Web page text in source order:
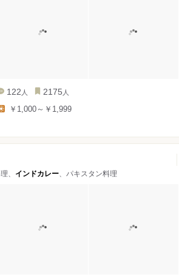
122 人 2175 人
￥1,000～￥1,999
、 インドカレー、パキスタン料理